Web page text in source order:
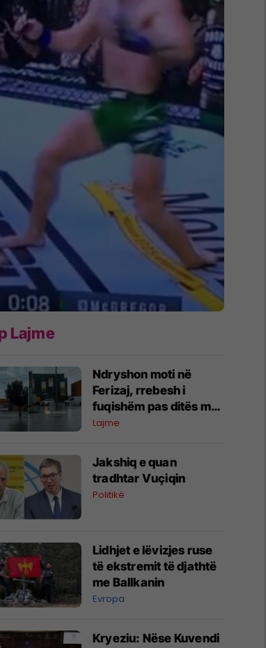
Lajme
Ndryshon moti në
Ferizaj, rrebesh i
fuqishëm pas ditës me
temperatura të larta
Lajme
Jakshiq e quan
tradhtar Vuçiqin
Politikë
Lidhjet e lëvizjes ruse
të ekstremit të djathtë
me Ballkanin
Evropa
Kryeziu: Nëse Kuvendi